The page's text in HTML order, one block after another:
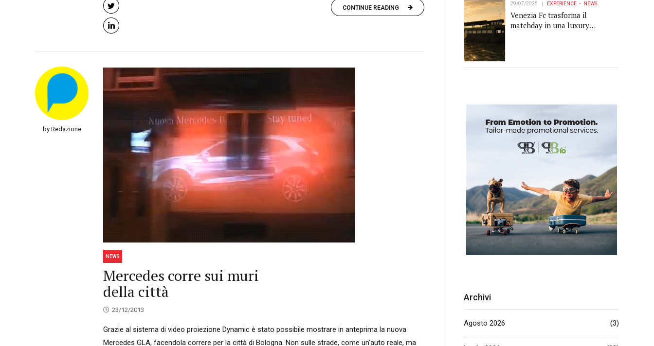
CONTINUE READING
by Redazione
NEWS
Mercedes corre sui muri
della città
23/12/2013
Grazie al sistema di video proiezione Dynamic è stato possibile mostrare in anteprima la nuova
Mercedes GLA, facendola correre per la città di Bologna. Non sulle strade, come un’auto reale, ma
29/07/2026 EXPERIENCE NEWS
Venezia Fc trasforma il
matchday in una luxury
Archivi
Agosto 2026 (3)